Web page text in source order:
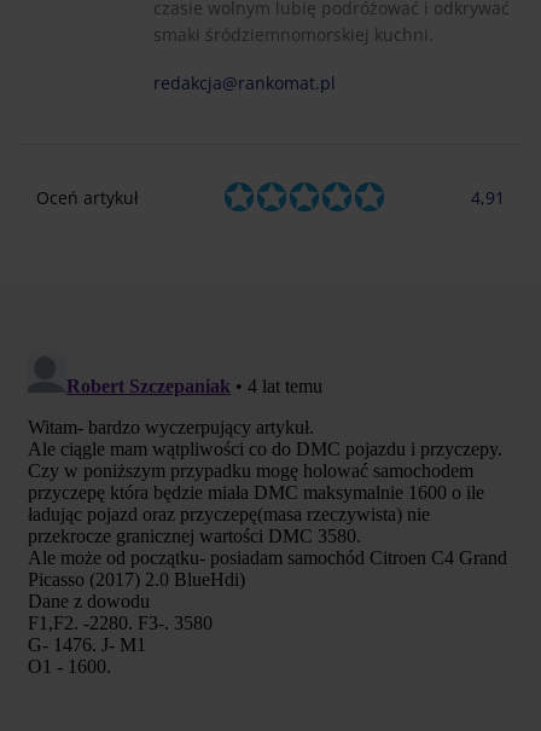
czasie wolnym lubię podróżować i odkrywać
smaki śródziemnomorskiej kuchni.
redakcja@rankomat.pl
Oceń artykuł 4,91